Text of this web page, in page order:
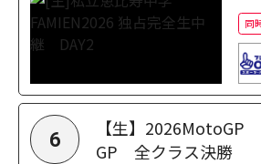
同
6
【生】2026MotoGP
GP 全クラス決勝